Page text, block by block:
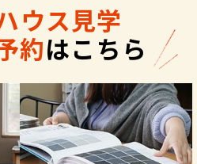
ウス見学
約はこちら